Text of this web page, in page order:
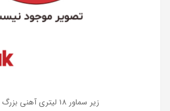
زیر سماور 18 لیتری آهنی بزرگ (هیئتی)